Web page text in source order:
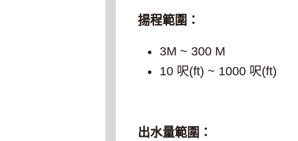
揚程範圍：
3M ~ 300 M
10 呎(ft) ~ 1000 呎(ft)
出水量範圍：